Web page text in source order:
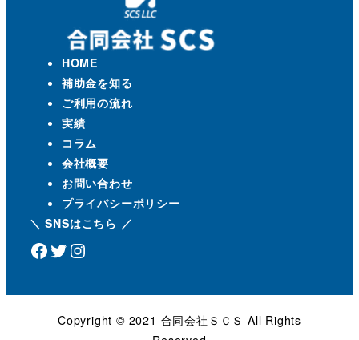
HOME
補助金を知る
ご利用の流れ
実績
コラム
会社概要
お問い合わせ
プライバシーポリシー
＼ SNSはこちら ／
Facebook Twitter Instagram
Copyright ©️ 2021 合同会社ＳＣＳ All Rights